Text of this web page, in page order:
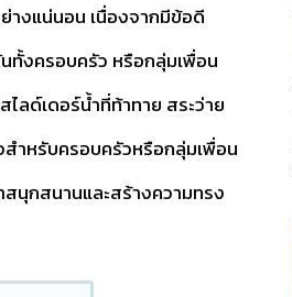
างแน่นอน เนื่องจากมีข้อดี
งครอบครัว หรือกลุ่มเพื่อน
ลด์เดอร์น้ำที่ท้าทาย สระว่าย
สำหรับครอบครัวหรือกลุ่มเพื่อน
นุกสนานและสร้างความทรง